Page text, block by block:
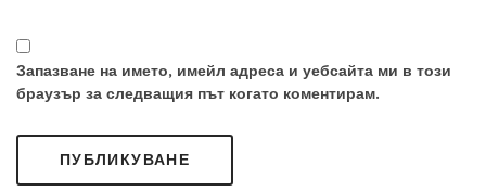
Запазване на името, имейл адреса и уебсайта ми в този
браузър за следващия път когато коментирам.